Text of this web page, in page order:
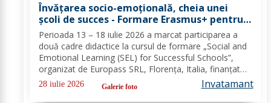
Învățarea socio-emoțională, cheia unei
școli de succes - Formare Erasmus+ pentru
două cadre didactice de la Școala
Gimnazială „Spiru Haret” Dorohoi - FOTO
Perioada 13 – 18 iulie 2026 a marcat participarea a
două cadre didactice la cursul de formare „Social and
Emotional Learning (SEL) for Successful Schools”,
organizat de Europass SRL, Florența, Italia, finanțat
prin programul de Acreditare Erasmus +, domeniul
educație școlară număr de referință...
28 iulie 2026 Galerie foto Invatamant